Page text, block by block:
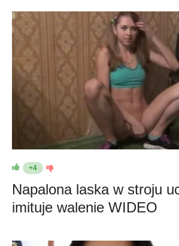
+4
Napalona laska w stroju
imituje walenie WIDEO